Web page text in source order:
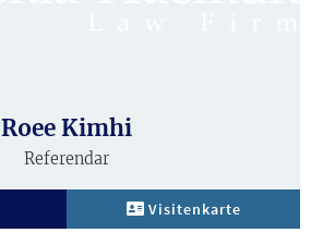
Roee Kimhi
Referendar
Visitenkarte